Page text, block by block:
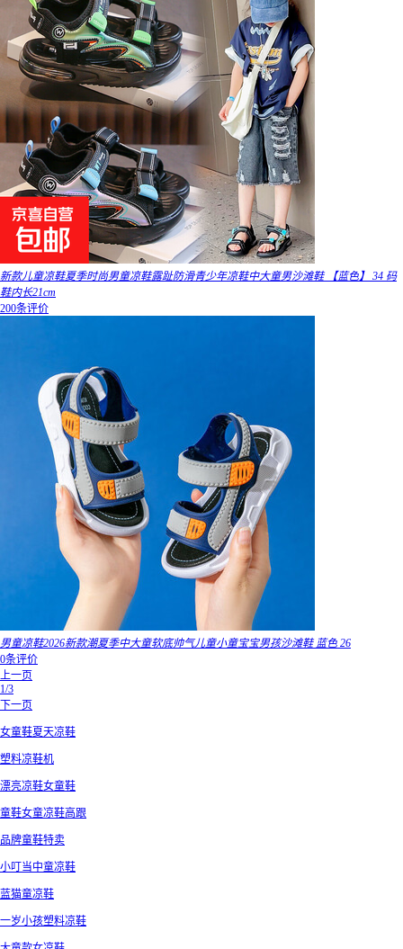
新款儿童凉鞋夏季时尚男童凉鞋露趾防滑青少年凉鞋中大童男沙滩鞋 【蓝色】 34 码
鞋内长21cm
200条评价
男童凉鞋2026新款潮夏季中大童软底帅气儿童小童宝宝男孩沙滩鞋 蓝色 26
0条评价
上一页
1/3
下一页
女童鞋夏天凉鞋
塑料凉鞋机
漂亮凉鞋女童鞋
童鞋女童凉鞋高跟
品牌童鞋特卖
小叮当中童凉鞋
蓝猫童凉鞋
一岁小孩塑料凉鞋